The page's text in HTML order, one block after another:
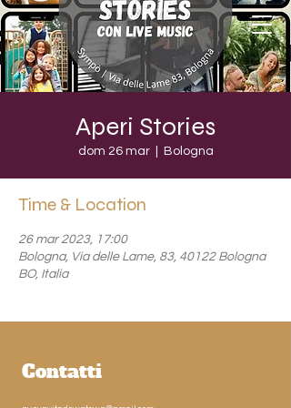
Aperi Stories
dom 26 mar
  |
Bologna
Time & Location
26 mar 2023, 17:00
Bologna, Via delle Lame, 83, 40122 Bologna
BO, Italia
Contatti